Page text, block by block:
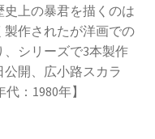
上の暴君を描くのは
作されたが洋画での
シリーズで3本製作
開、広小路スカラ
：1980年】